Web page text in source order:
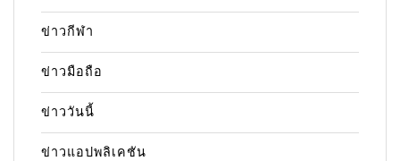
ข่าวกีฬา
ข่าวมือถือ
ข่าววันนี้
ข่าวแอปพลิเคชัน